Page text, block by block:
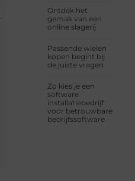
Ontdek het
gemak van een
online slagerij
Passende wielen
kopen begint bij
de juiste vragen
Zo kies je een
software
installatiebedrijf
voor betrouwbare
bedrijfssoftware